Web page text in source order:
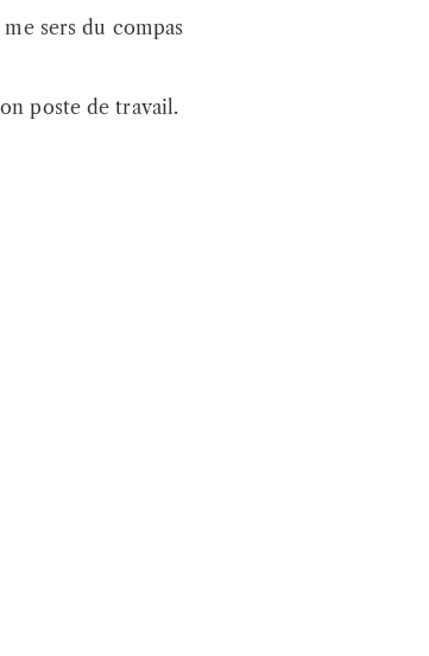
sers du compas
poste de travail.